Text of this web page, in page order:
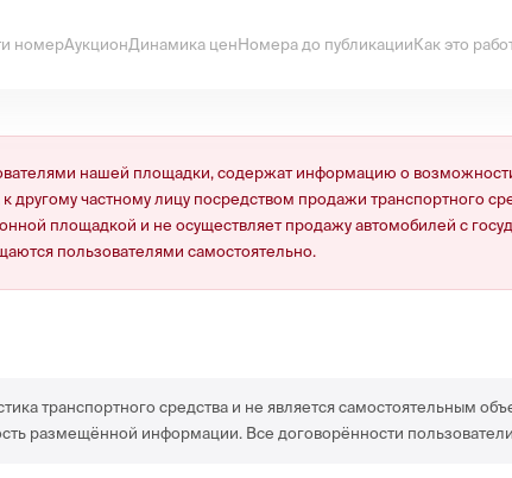
номерАукционДинамика цен Номера до публикации Как это
нашей площадки, содержат информацию о
другому частному лицу посредством продажи транспортного
площадкой и не осуществляет продажу автомобилей с
пользователями самостоятельно.
транспортного средства и не является самостоятельным
размещённой информации. Все договорённости